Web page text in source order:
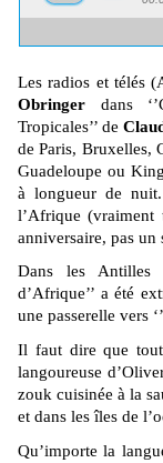
Les radios et télés
Obringer dans
Tropicales’’ de
de Paris, Bruxelles,
Guadeloupe ou
à longueur de
l’Afrique (vraiment
anniversaire, pas un
Dans les Antilles
d’Afrique’’ a été
une passerelle vers
Il faut dire que
langoureuse
zouk cuisinée à la
et dans les îles de
Qu’importe la